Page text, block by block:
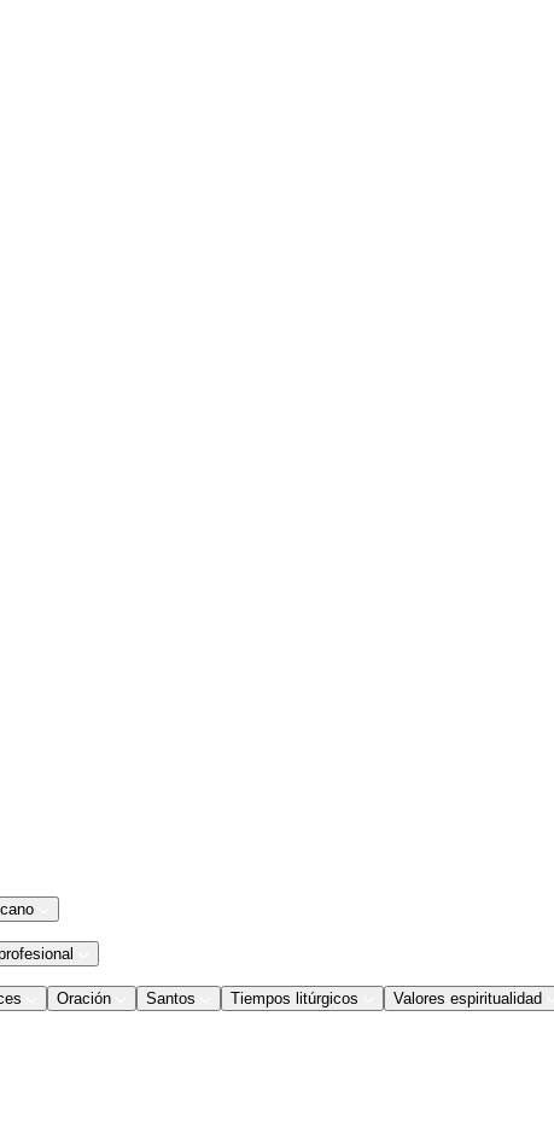
Oración Santos Tiempos litúrgicos Valores espiritualidad